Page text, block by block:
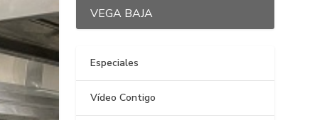
VEGA BAJA
Especiales
Vídeo Contigo